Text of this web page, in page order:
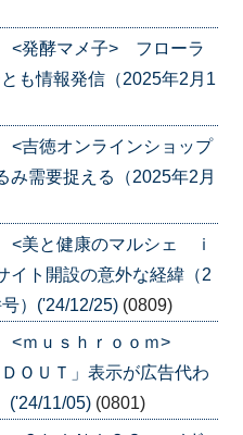
<発酵マメ子> フローラ
も情報発信（2025年2月1
<吉徳オンラインショップ
需要捉える（2025年2月
<美と健康のマルシェ ｉ
ト開設の意外な経緯（2
）('24/12/25) (0809)
<ｍｕｓｈｒｏｏｍ>
ＯＵＴ」表示が広告代わ
('24/11/05) (0801)